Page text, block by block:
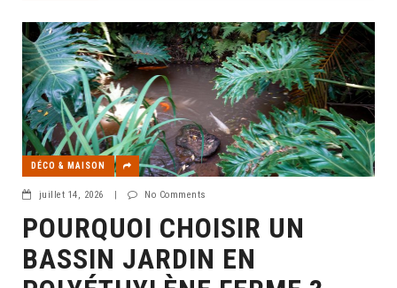
DÉCO & MAISON
juillet 14, 2026 | No Comments
POURQUOI CHOISIR UN
BASSIN JARDIN EN